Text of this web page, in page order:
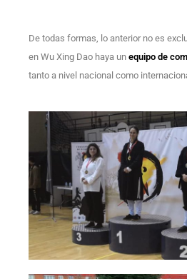
De todas formas, lo anterior no es
en Wu Xing Dao haya un equipo de
tanto a nivel nacional como